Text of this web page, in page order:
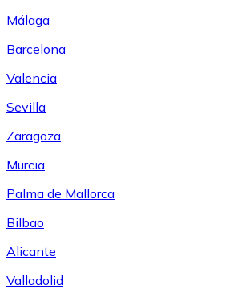
Málaga
Barcelona
Valencia
Sevilla
Zaragoza
Murcia
Palma de Mallorca
Bilbao
Alicante
Valladolid